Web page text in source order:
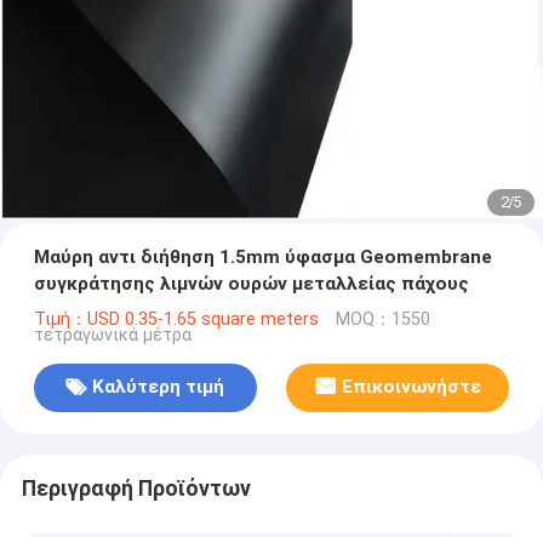
2/5
Μαύρη αντι διήθηση 1.5mm ύφασμα Geomembrane
συγκράτησης λιμνών ουρών μεταλλείας πάχους
Τιμή：USD 0.35-1.65 square meters MOQ：1550
τετραγωνικά μέτρα
Καλύτερη τιμή Επικοινωνήστε
Περιγραφή Προϊόντων